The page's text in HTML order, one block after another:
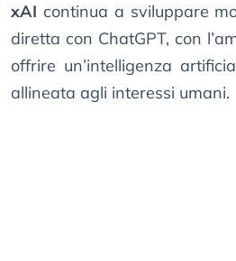
xAI continua a sviluppare
diretta con ChatGPT, con
offrire un’intelligenza
allineata agli interessi umani.